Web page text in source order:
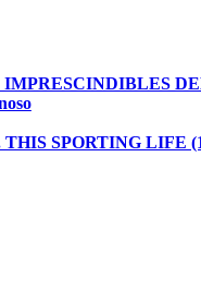
IMPRESCINDIBLES
SPORTING LIFE